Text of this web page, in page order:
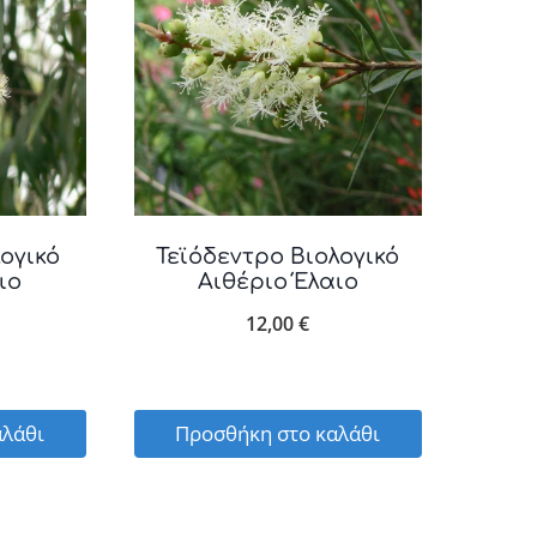
Τεϊόδεντρο Βιολογικό
Αιθέριο Έλαιο
12,00€
Προσθήκη στο καλάθι